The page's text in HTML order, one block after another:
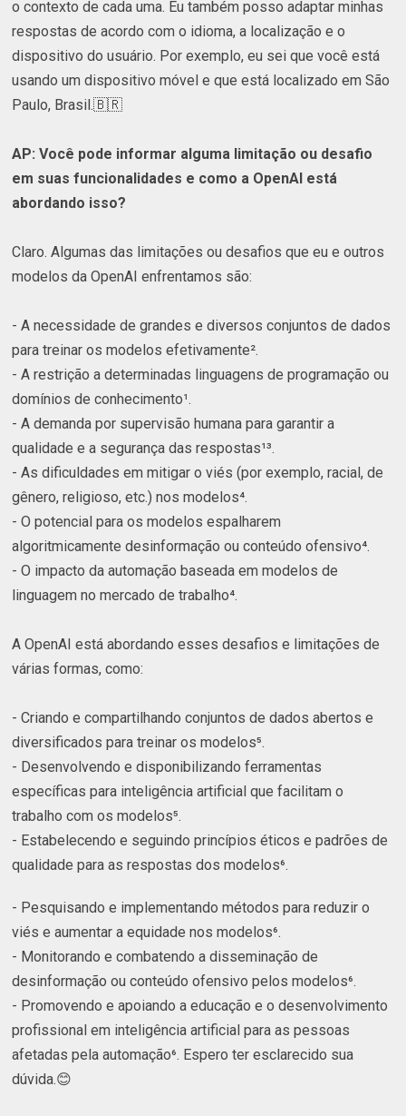
o contexto de cada uma. Eu também posso adaptar minhas
respostas de acordo com o idioma, a localização e o
dispositivo do usuário. Por exemplo, eu sei que você está
usando um dispositivo móvel e que está localizado em São
Paulo, Brasil.🇧🇷
AP: Você pode informar alguma limitação ou desafio
em suas funcionalidades e como a OpenAI está
abordando isso?
Claro. Algumas das limitações ou desafios que eu e outros
modelos da OpenAI enfrentamos são:
- A necessidade de grandes e diversos conjuntos de dados
para treinar os modelos efetivamente².
- A restrição a determinadas linguagens de programação ou
domínios de conhecimento¹.
- A demanda por supervisão humana para garantir a
qualidade e a segurança das respostas¹³.
- As dificuldades em mitigar o viés (por exemplo, racial, de
gênero, religioso, etc.) nos modelos⁴.
- O potencial para os modelos espalharem
algoritmicamente desinformação ou conteúdo ofensivo⁴.
- O impacto da automação baseada em modelos de
linguagem no mercado de trabalho⁴.
A OpenAI está abordando esses desafios e limitações de
várias formas, como:
- Criando e compartilhando conjuntos de dados abertos e
diversificados para treinar os modelos⁵.
- Desenvolvendo e disponibilizando ferramentas
específicas para inteligência artificial que facilitam o
trabalho com os modelos⁵.
- Estabelecendo e seguindo princípios éticos e padrões de
qualidade para as respostas dos modelos⁶.
- Pesquisando e implementando métodos para reduzir o
viés e aumentar a equidade nos modelos⁶.
- Monitorando e combatendo a disseminação de
desinformação ou conteúdo ofensivo pelos modelos⁶.
- Promovendo e apoiando a educação e o desenvolvimento
profissional em inteligência artificial para as pessoas
afetadas pela automação⁶. Espero ter esclarecido sua
dúvida.😊